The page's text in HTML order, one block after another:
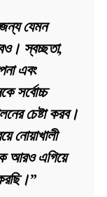
যেমন
স্বচ্ছতা,
এবং
সর্বোচ্চ
চেষ্টা করব।
নোয়াখালী
আরও এগিয়ে